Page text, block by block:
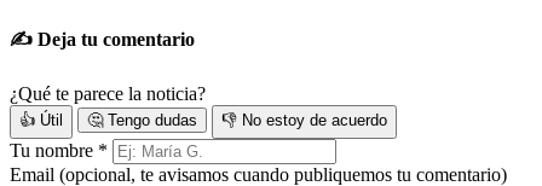
✍️ Deja tu comentario
¿Qué te parece la noticia?
👍 Útil 🤔 Tengo dudas 👎 No estoy de acuerdo
Tu nombre *
Email (opcional, te avisamos cuando publiquemos tu comentario)